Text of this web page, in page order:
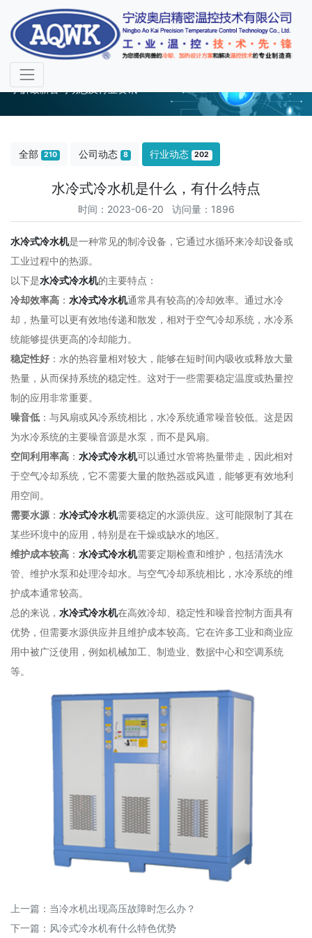
行业动态
了解最新公司动态及行业资讯
全部 210 公司动态 8 行业动态 202
水冷式冷水机是什么，有什么特点
时间：2023-06-20 访问量：1896
水冷式冷水机是一种常见的制冷设备，它通过水循环来冷却设备或
工业过程中的热源。
以下是水冷式冷水机的主要特点：
冷却效率高 ： 水冷式冷水机通常具有较高的冷却效率。通过水冷
却，热量可以更有效地传递和散发，相对于空气冷却系统，水冷系
统能够提供更高的冷却能力。
稳定性好 ：水的热容量相对较大，能够在短时间内吸收或释放大量
热量，从而保持系统的稳定性。这对于一些需要稳定温度或热量控
制的应用非常重要。
噪音低 ：与风扇或风冷系统相比，水冷系统通常噪音较低。这是因
为水冷系统的主要噪音源是水泵，而不是风扇。
空间利用率高 ： 水冷式冷水机可以通过水管将热量带走，因此相对
于空气冷却系统，它不需要大量的散热器或风道，能够更有效地利
用空间。
需要水源 ： 水冷式冷水机需要稳定的水源供应。这可能限制了其在
某些环境中的应用，特别是在干燥或缺水的地区。
维护成本较高 ： 水冷式冷水机需要定期检查和维护，包括清洗水
管、维护水泵和处理冷却水。与空气冷却系统相比，水冷系统的维
护成本通常较高。
总的来说， 水冷式冷水机在高效冷却、稳定性和噪音控制方面具有
优势，但需要水源供应并且维护成本较高。它在许多工业和商业应
用中被广泛使用，例如机械加工、制造业、数据中心和空调系统
等。
上一篇： 当冷水机出现高压故障时怎么办？
下一篇： 风冷式冷水机有什么特色优势